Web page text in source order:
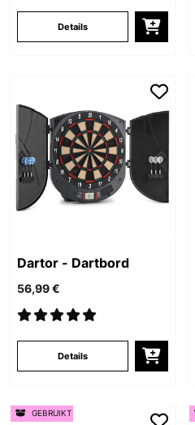
Details
Dartor - Dartbord
56,99 €
Details
GEBRUIKT